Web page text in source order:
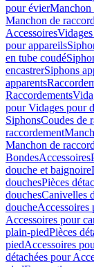
pour évierManchon
Manchon de
Accessoires
pour appareils
en tube coudé
encastrerSiphons
apparents
Raccordements
pour Vidages pour
SiphonsCoudes de
raccordement
Manchon de
BondesAccessoires
douche et baignoire
douchesPièces
douchesCanivelles
doucheAccessoires
Accessoires pour
plain-piedPièces
piedAccessoires
détachées pour